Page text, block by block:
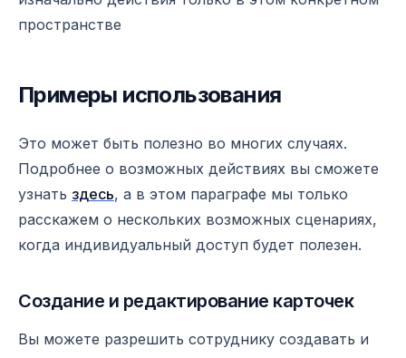
пространстве
Примеры использования
Это может быть полезно во многих случаях.
Подробнее о возможных действиях вы сможете
узнать здесь, а в этом параграфе мы только
расскажем о нескольких возможных сценариях,
когда индивидуальный доступ будет полезен.
Создание и редактирование карточек
Вы можете разрешить сотруднику создавать и